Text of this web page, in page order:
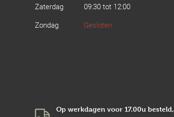
Zaterdag
09:30 tot 12:00
Zondag
Gesloten
Op werkdagen voor 17.00u besteld,